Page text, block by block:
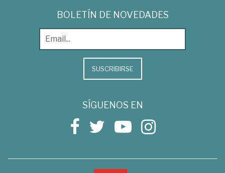
BOLETÍN DE NOVEDADES
SUSCRIBIRSE
SÍGUENOS EN